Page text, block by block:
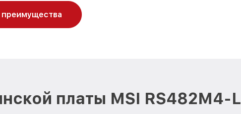
платы MSI RS482M4-L